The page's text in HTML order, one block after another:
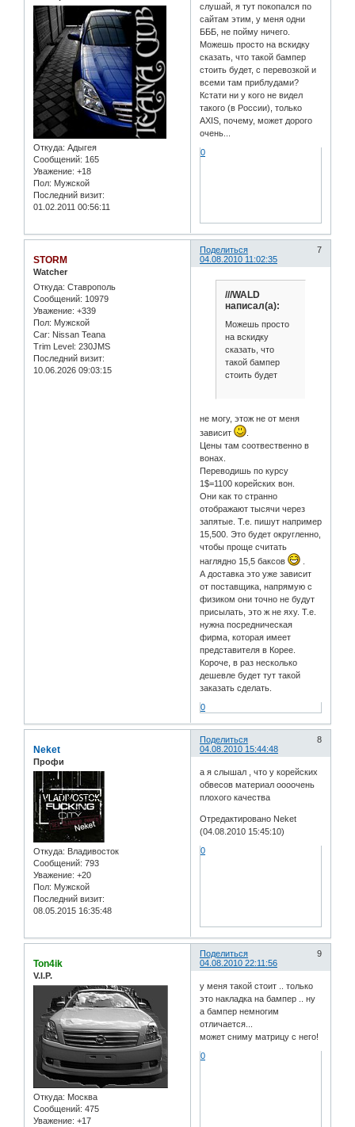
Откуда: Адыгея
Сообщений: 165
Уважение: +18
Пол: Мужской
Последний визит:
01.02.2011 00:56:11
слушай, я тут покопался по
сайтам этим, у меня одни
БББ, не пойму ничего.
Можешь просто на вскидку
сказать, что такой бампер
стоить будет, с перевозкой и
всеми там приблудами?
Кстати ни у кого не видел
такого (в России), только
AXIS, почему, может дорого
очень...
0
Поделиться
7
04.08.2010 11:02:35
STORM
Watcher
Откуда: Ставрополь
Сообщений: 10979
Уважение: +339
Пол: Мужской
Car: Nissan Teana
Trim Level: 230JMS
Последний визит:
10.06.2026 09:03:15
///WALD
написал(а):
Можешь просто
на вскидку
сказать, что
такой бампер
стоить будет
не могу, этож не от меня
зависит
Цены там соотвественно в
вонах.
Переводишь по курсу
1$=1100 корейских вон.
Они как то странно
отображают тысячи через
запятые. Т.е. пишут например
15,500. Это будет округленно,
чтобы проще считать
наглядно 15,5 баксов
А доставка это уже зависит
от поставщика, напрямую с
физиком они точно не будут
присылать, это ж не яху. Т.е.
нужна посредническая
фирма, которая имеет
представителя в Корее.
Короче, в раз несколько
дешевле будет тут такой
заказать сделать.
0
Поделиться
8
04.08.2010 15:44:48
Neket
Профи
Откуда: Владивосток
Сообщений: 793
Уважение: +20
Пол: Мужской
Последний визит:
08.05.2015 16:35:48
а я слышал , что у корейских
обвесов материал оооочень
плохого качества
Отредактировано Neket
(04.08.2010 15:45:10)
0
Поделиться
9
04.08.2010 22:11:56
Ton4ik
V.I.P.
Откуда: Москва
Сообщений: 475
Уважение: +17
у меня такой стоит .. только
это накладка на бампер .. ну
а бампер немногим
отличается...
может сниму матрицу с него!
0